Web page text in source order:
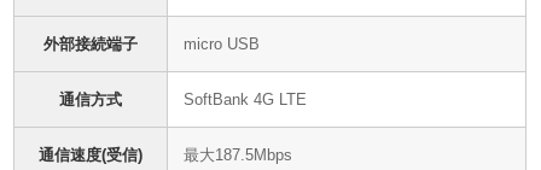
外部接続端子 micro USB
通信方式 SoftBank 4G LTE
通信速度(受信) 最大187.5Mbps